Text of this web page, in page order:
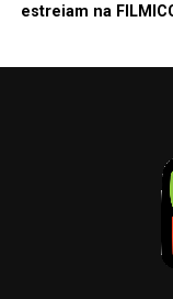
estreiam na